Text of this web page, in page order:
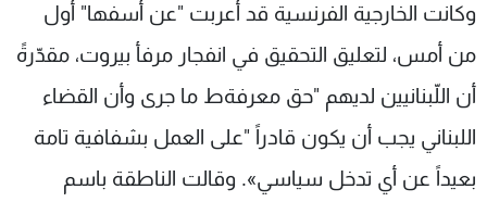
وكانت الخارجية الفرنسية قد أعربت "عن أسفها" أول
من أمس، لتعليق التحقيق في انفجار مرفأ بيروت، مقدّرةً
أن اللّبنانيين لديهم "حق معرفةط ما جرى وأن القضاء
اللبناني يجب أن يكون قادراً "على العمل بشفافية تامة
بعيداً عن أي تدخل سياسي». وقالت الناطقة باسم